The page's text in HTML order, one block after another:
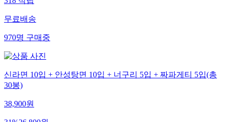
318적립
무료배송
970명구매중
신라면 10입 + 안성탕면 10입 + 너구리 5입 + 짜파게티 5입(총
30봉)
38,900원